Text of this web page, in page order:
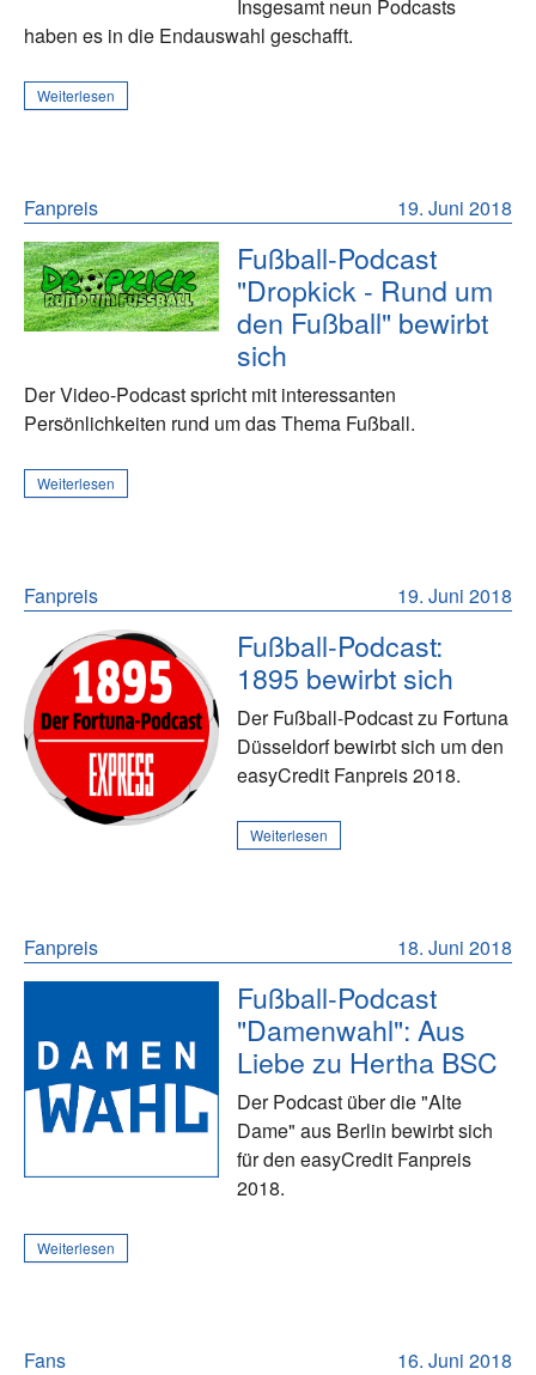
Insgesamt neun Podcasts
haben es in die Endauswahl geschafft.
Weiterlesen
19. Juni 2018
Fanpreis
Fußball-Podcast
"Dropkick - Rund um
den Fußball" bewirbt
sich
Der Video-Podcast spricht mit interessanten
Persönlichkeiten rund um das Thema Fußball.
Weiterlesen
19. Juni 2018
Fanpreis
Fußball-Podcast:
1895 bewirbt sich
Der Fußball-Podcast zu Fortuna
Düsseldorf bewirbt sich um den
easyCredit Fanpreis 2018.
Weiterlesen
18. Juni 2018
Fanpreis
Fußball-Podcast
"Damenwahl": Aus
Liebe zu Hertha BSC
Der Podcast über die "Alte
Dame" aus Berlin bewirbt sich
für den easyCredit Fanpreis
2018.
Weiterlesen
16. Juni 2018
Fans